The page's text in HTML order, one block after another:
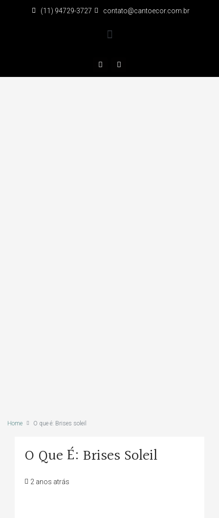
(11) 94729-3727 contato@cantoecor.com.br
Home O que é: Brises soleil
O Que É: Brises Soleil
2 anos atrás